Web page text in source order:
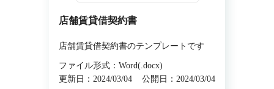
店舗賃貸借契約書
店舗賃貸借契約書のテンプレートです
ファイル形式：Word(.docx)
更新日：2024/03/04
公開日：2024/03/04